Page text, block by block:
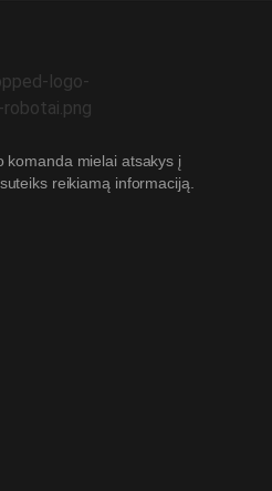
komanda mielai atsakys į
reikiamą informaciją.